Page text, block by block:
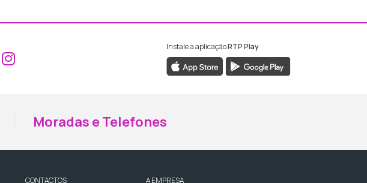
Aceder ao Facebook da RTP Madeira
Aceder ao Instagram da RTP Madeira
Instale a aplicaçãoRTP Play
Moradas e Telefones
CONTACTOS A EMPRESA